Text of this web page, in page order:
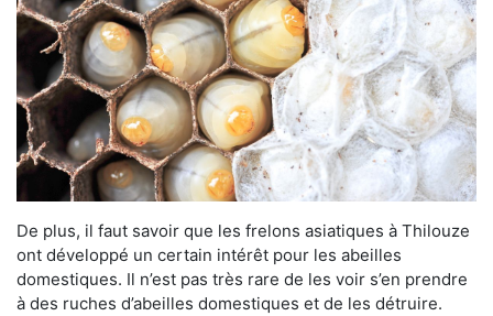
De plus, il faut savoir que les frelons asiatiques à Thilouze
ont développé un certain intérêt pour les abeilles
domestiques. Il n’est pas très rare de les voir s’en prendre
à des ruches d’abeilles domestiques et de les détruire.